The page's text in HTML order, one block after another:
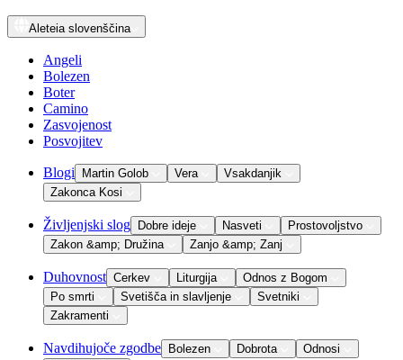
Aleteia slovenščina
Angeli
Bolezen
Boter
Camino
Zasvojenost
Posvojitev
Blogi Martin Golob Vera
Vsakdanjik
Zakonca Kosi
Življenjski slog Dobre ideje Nasveti
Prostovoljstvo
Zakon &amp; Družina
Zanjo &amp; Zanj
Duhovnost Cerkev Liturgija
Odnos z Bogom
Po smrti
Svetišča in slavljenje
Svetniki
Zakramenti
Navdihujoče zgodbe Bolezen Dobrota
Odnosi